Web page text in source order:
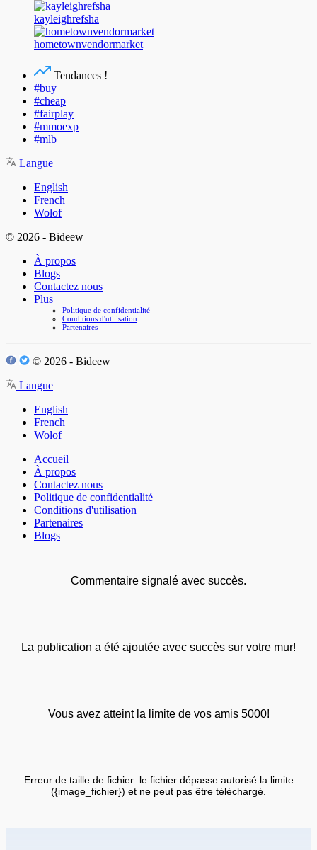
kayleighrefsha
hometownvendormarket
Tendances !
#buy
#cheap
#fairplay
#mmoexp
#mlb
Langue
English
French
Wolof
© 2026 - Bideew
À propos
Blogs
Contactez nous
Plus
Politique de confidentialité
Conditions d'utilisation
Partenaires
© 2026 - Bideew
Langue
English
French
Wolof
Accueil
À propos
Contactez nous
Politique de confidentialité
Conditions d'utilisation
Partenaires
Blogs
Commentaire signalé avec succès.
La publication a été ajoutée avec succès sur votre mur!
Vous avez atteint la limite de vos amis 5000!
Erreur de taille de fichier: le fichier dépasse autorisé la limite
({image_fichier}) et ne peut pas être téléchargé.